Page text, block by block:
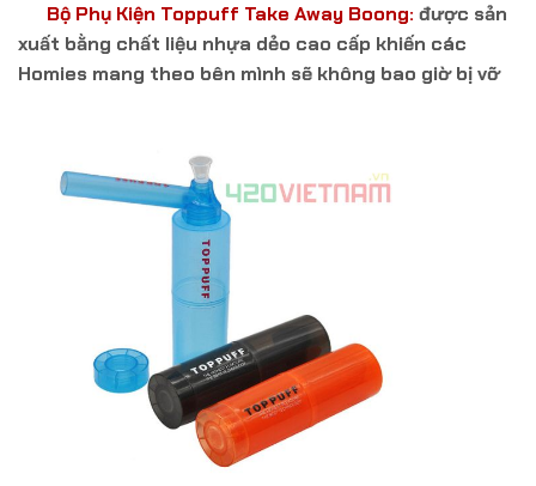
Bộ Phụ Kiện Toppuff Take Away Boong: được sản
xuất bằng chất liệu nhựa dẻo cao cấp khiến các
Homies mang theo bên mình sẽ không bao giờ bị vỡ